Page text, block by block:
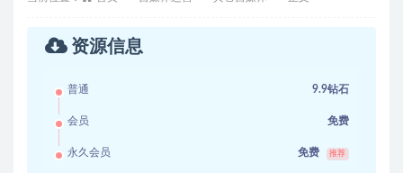
资源信息
普通 9.9钻石
会员 免费
永久会员 免费 推荐